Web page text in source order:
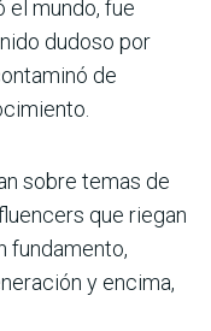
el mundo, fue
dudoso por
de
sobre temas de
que riegan
fundamento,
y encima,